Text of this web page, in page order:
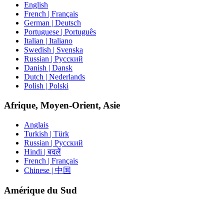
English
French | Français
German | Deutsch
Portuguese | Português
Italian | Italiano
Swedish | Svenska
Russian | Русский
Danish | Dansk
Dutch | Nederlands
Polish | Polski
Afrique, Moyen-Orient, Asie
Anglais
Turkish | Türk
Russian | Русский
Hindi | बदलें
French | Français
Chinese | 中国
Amérique du Sud